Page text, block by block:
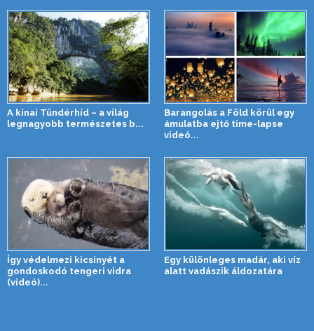
A kínai Tündérhíd – a világ
legnagyobb természetes b...
Barangolás a Föld körül egy
ámulatba ejtő time-lapse
videó...
Így védelmezi kicsinyét a
gondoskodó tengeri vidra
(videó)...
Egy különleges madár, aki víz
alatt vadászik áldozatára